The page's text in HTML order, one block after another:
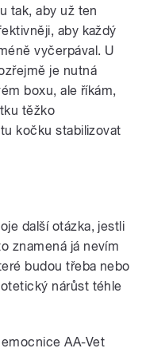
tak, aby už ten
aby každý
vyčerpával. U
je nutná
boxu, ale říkám,
těžko
kočku stabilizovat
další otázka, jestli
znamená já nevím
budou třeba nebo
nárůst téhle
AA-Vet